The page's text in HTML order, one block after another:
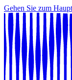
Gehen Sie zum